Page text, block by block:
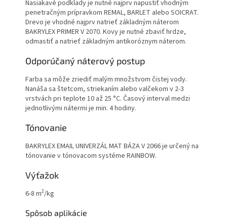
Nasiakavé podklady je nutné najprv napustiť vhodným
penetračným prípravkom REMAL, BARLET alebo SOICRAT.
Drevo je vhodné najprv natrieť základným náterom
BAKRYLEX PRIMER V 2070. Kovy je nutné zbaviť hrdze,
odmastiť a natrieť základným antikoróznym náterom.
Odporúčaný náterový postup
Farba sa môže zriediť malým množstvom čistej vody.
Nanáša sa štetcom, striekaním alebo valčekom v 2-3
vrstvách pri teplote 10 až 25 °C. Časový interval medzi
jednotlivými nátermi je min. 4 hodiny.
Tónovanie
BAKRYLEX EMAIL UNIVERZÁL MAT BÁZA V 2066 je určený na
tónovanie v tónovacom systéme RAINBOW.
Výťažok
6-8 m2/kg
Spôsob aplikácie